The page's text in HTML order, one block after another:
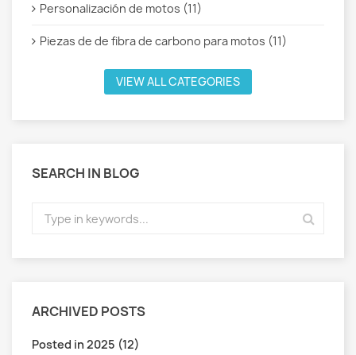
Personalización de motos (11)
Piezas de de fibra de carbono para motos (11)
VIEW ALL CATEGORIES
SEARCH IN BLOG
ARCHIVED POSTS
Posted in 2025 (12)